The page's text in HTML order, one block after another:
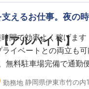
アルバイト】
えるお仕事。夜の
間で効率よく稼げます
イベートとの両立も
無料駐車場完備で通勤
作業で安心してお仕事ス
勤務地 静岡県伊東市竹の内